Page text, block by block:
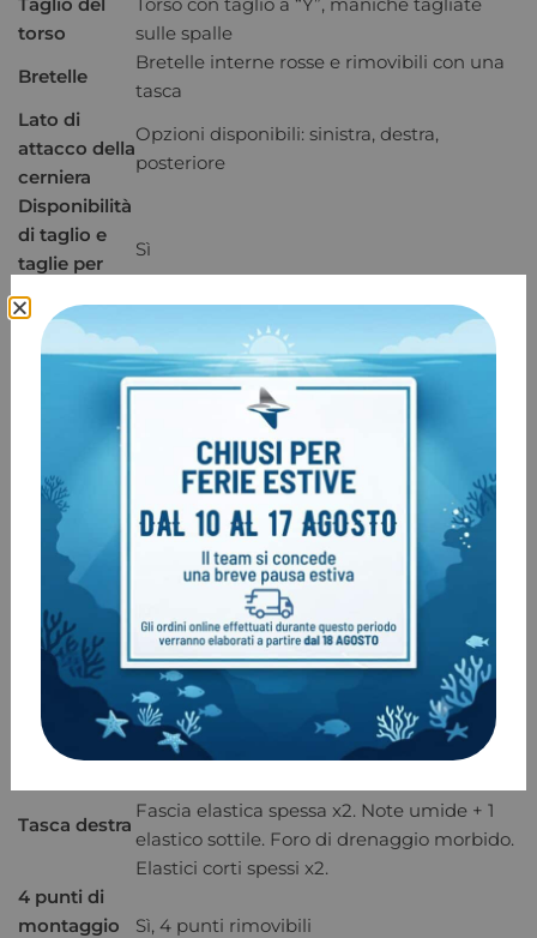
torso
sulle spalle
Bretelle
Bretelle interne rosse e rimovibili con una
tasca
Lato di
attacco della
cerniera
Opzioni disponibili: sinistra, destra,
posteriore
Disponibilità
di taglio e
taglie per
donne
Sì
Versione del
modello
No
trilaminato
(su 5)
Materiale
delle tasche
Tasche Deluxe in trilaminato Ripstop E.lite
sul davanti, lati in DuraWave™, ampi lembi
in velcro con maniglie, drenaggi per
l’acqua
sinistra
Lembo con cerniera + 2 elastici sottili.
Fascia elastica spessa x2. Note umide + 1
elastico sottile. Foro di drenaggio morbido.
Elastici corti spessi x2.
Tasca destra
Fascia elastica spessa x2. Note umide + 1
elastico sottile. Foro di drenaggio morbido.
Elastici corti spessi x2.
4 punti di
montaggio
Sì, 4 punti rimovibili